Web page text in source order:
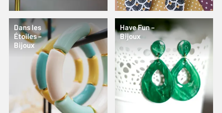
Dans les
Étoiles –
Bijoux
Have Fun –
Bijoux